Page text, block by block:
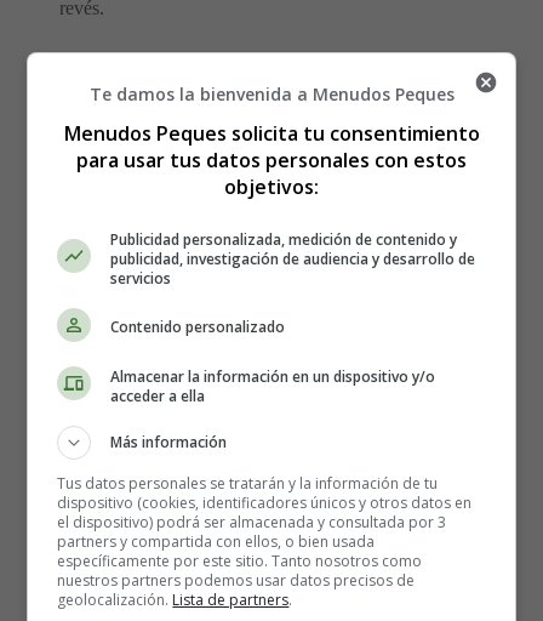
revés.
normal o el cristalino no lo suficientemente curvado.
3.Astigmatismo
deformadas, tanto de cerca como de lejos. ¿Sabes cuando
un espejo está mal hecho y las cosas se ven raras? Algo
así pasa con el ojo.
Esto ocurre porque la córnea, que debería ser redonda
como una pelota, tiene forma de huevo.
Causa principal
cristalino.
4.Presbicia (vista cansada)
Te damos la bienvenida a Menudos Peques
Menudos Peques solicita tu consentimiento
para usar tus datos personales con estos
objetivos:
Publicidad personalizada, medición de contenido y
publicidad, investigación de audiencia y desarrollo de
servicios
Contenido personalizado
Almacenar la información en un dispositivo y/o
acceder a ella
Más información
Tus datos personales se tratarán y la información de tu
dispositivo (cookies, identificadores únicos y otros datos en
el dispositivo) podrá ser almacenada y consultada por 3
partners y compartida con ellos, o bien usada
específicamente por este sitio. Tanto nosotros como
nuestros partners podemos usar datos precisos de
geolocalización. Lista de partners.